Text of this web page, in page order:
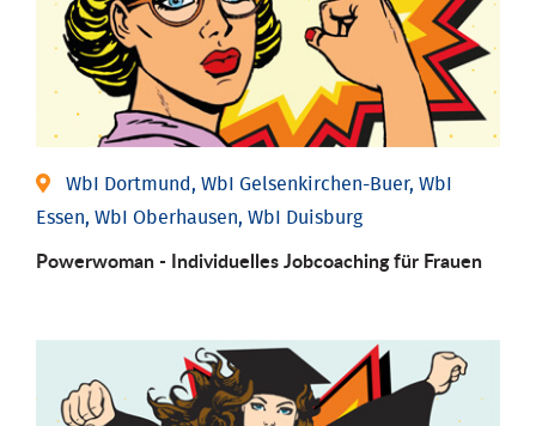
WbI Dortmund, WbI Gelsenkirchen-Buer, WbI
Essen, WbI Oberhausen, WbI Duisburg
Powerwoman - Individu­elles Job­coaching für Frauen